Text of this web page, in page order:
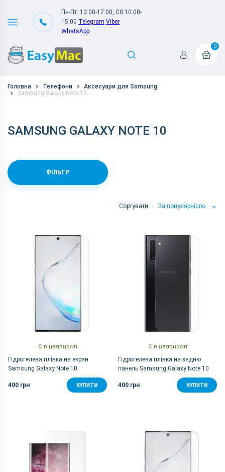
Пн-Пт: 10:00-17:00, Сб:10:00-
15:00 Telegram Viber
WhatsApp
0
Головна Телефони
Аксесуари для Samsung
Samsung Galaxy Note 10
SAMSUNG GALAXY NOTE 10
ФІЛЬТР
Сортувати: За популярністю
За популярністю
Є в наявності
Гідрогелева плівка на екран
Samsung Galaxy Note 10
400 грн КУПИТИ
Є в наявності
Гідрогелева плівка на задню
панель Samsung Galaxy Note 10
400 грн КУПИТИ